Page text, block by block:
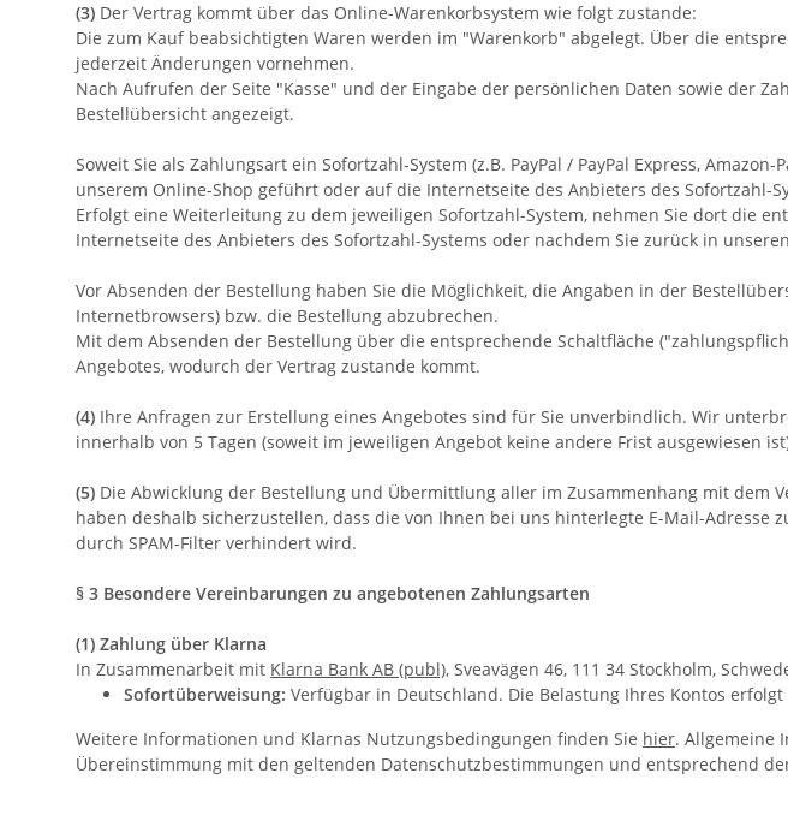
(3) Der Vertrag kommt über das Online-Warenkorbsystem wie folgt zustande:
Die zum Kauf beabsichtigten Waren werden im "Warenkorb" abgelegt. Über die
jederzeit Änderungen vornehmen.
Nach Aufrufen der Seite "Kasse" und der Eingabe der persönlichen Daten sowie der
Bestellübersicht angezeigt.
Soweit Sie als Zahlungsart ein Sofortzahl-System (z.B. PayPal / PayPal Express,
unserem Online-Shop geführt oder auf die Internetseite des Anbieters des Sofortzahl-
Erfolgt eine Weiterleitung zu dem jeweiligen Sofortzahl-System, nehmen Sie dort die
Internetseite des Anbieters des Sofortzahl-Systems oder nachdem Sie zurück in
Vor Absenden der Bestellung haben Sie die Möglichkeit, die Angaben in der
Internetbrowsers) bzw. die Bestellung abzubrechen.
Mit dem Absenden der Bestellung über die entsprechende Schaltfläche
Angebotes, wodurch der Vertrag zustande kommt.
(4) Ihre Anfragen zur Erstellung eines Angebotes sind für Sie unverbindlich. Wir
innerhalb von 5 Tagen (soweit im jeweiligen Angebot keine andere Frist ausgewiesen
(5) Die Abwicklung der Bestellung und Übermittlung aller im Zusammenhang mit
haben deshalb sicherzustellen, dass die von Ihnen bei uns hinterlegte E-Mail-
durch SPAM-Filter verhindert wird.
§ 3 Besondere Vereinbarungen zu angebotenen Zahlungsarten
(1) Zahlung über Klarna
In Zusammenarbeit mit Klarna Bank AB (publ), Sveavägen 46, 111 34 Stockholm,
Sofortüberweisung: Verfügbar in Deutschland. Die Belastung Ihres Kontos
Weitere Informationen und Klarnas Nutzungsbedingungen finden Sie hier. Allgemeine
Übereinstimmung mit den geltenden Datenschutzbestimmungen und entsprechend